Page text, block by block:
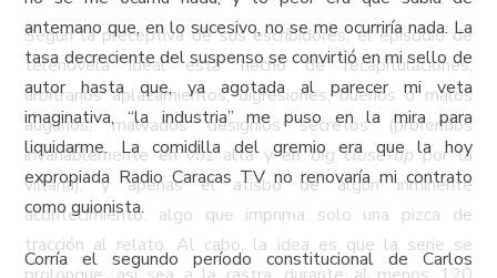
Según la preceptiva de sus escribidores, el episodio de
telenovela ideal está hecho de recapitulaciones,
arbitrarios aplazamientos, digresiones, buenos o malos
augurios, malvados designios secretos (proferidos
invariablemente en voz alta y enbig close-uppor la
villana), y apenas el atisbo de algún inminente
acontecimiento, algo que imprima solo una pizca de
tracción al relato. Al cabo, la idea es que la serie se
antemano que, en lo sucesivo, no se me ocurriría nada. La
tasa decreciente del suspenso se convirtió en mi sello de
autor hasta que, ya agotada al parecer mi veta
imaginativa, “la industria” me puso en la mira para
liquidarme. La comidilla del gremio era que la hoy
expropiada Radio Caracas TV no renovaría mi contrato
como guionista.
Corría el segundo período constitucional de Carlos